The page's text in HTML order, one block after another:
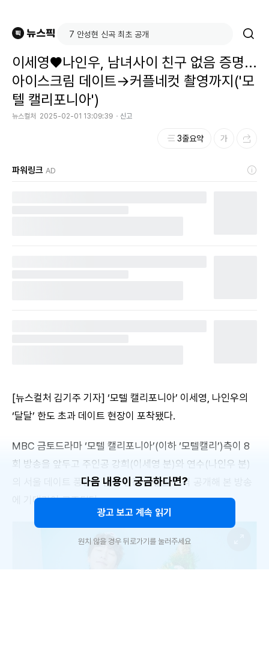
이세영♥나인우, 남녀사이 친구 없음 증명...
아이스크림 데이트→커플네컷 촬영까지('모
텔 캘리포니아')
뉴스컬처 2025-02-01 13:09:39 신고
3줄요약
파워링크 AD
[뉴스컬처 김기주 기자] ‘모텔 캘리포니아’ 이세영, 나인우의
‘달달’ 한도 초과 데이트 현장이 포착됐다.
MBC 금토드라마 ‘모텔 캘리포니아’(이하 ‘모텔캘리’)측이 8
회 방송을 앞두고 주인공 강희(이세영 분)와 연수(나인우 분)
의 서울 데이트 풍경이 담긴 현장 스틸을 전격 공개해 본 방송
에 기대감이 고조된다.
다음 내용이 궁금하다면?
광고 보고 계속 읽기
원치 않을 경우 뒤로가기를 눌러주세요